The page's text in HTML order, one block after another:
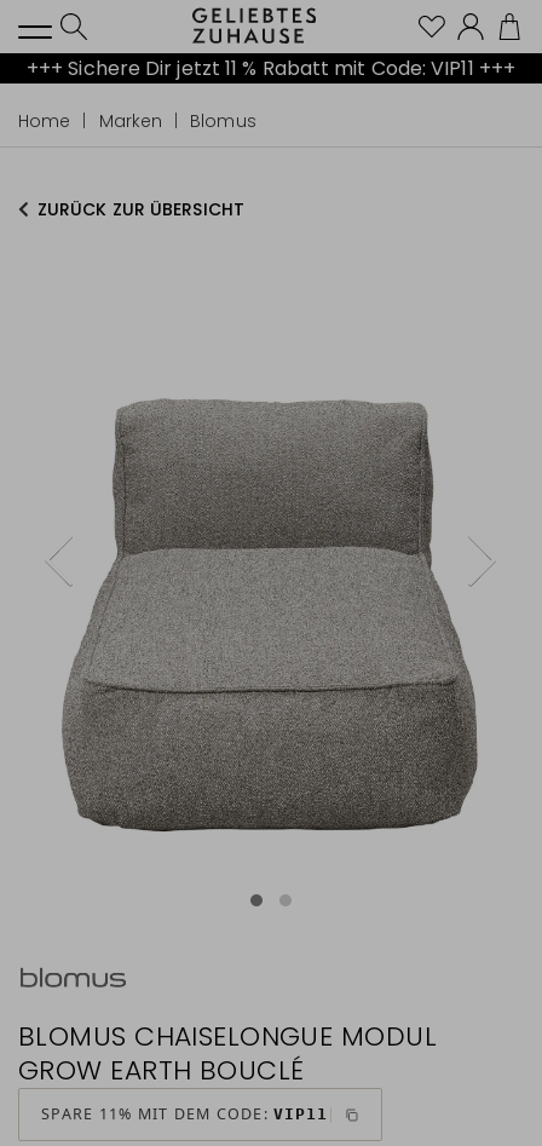
+++ Sichere Dir jetzt 11 % Rabatt mit Code: VIP11 +++
Home Marken Blomus
ZURÜCK ZUR ÜBERSICHT
BLOMUS CHAISELONGUE MODUL
GROW EARTH BOUCLÉ
SPARE 11% MIT DEM CODE: VIP11